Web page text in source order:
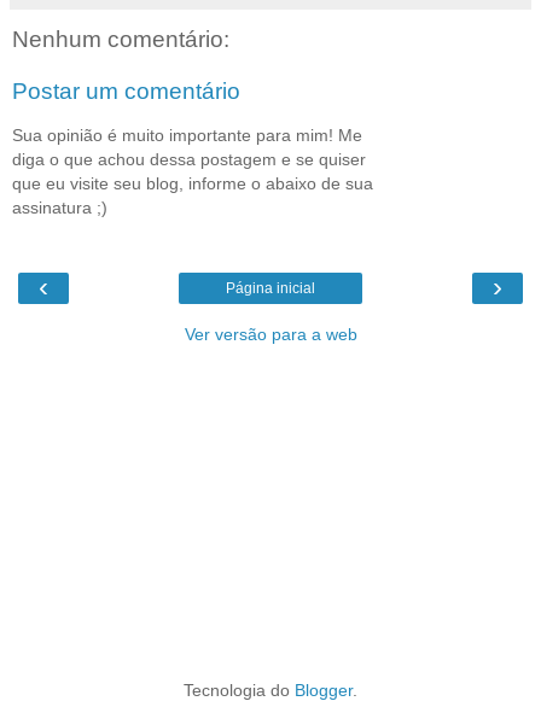
Nenhum comentário:
Postar um comentário
Sua opinião é muito importante para mim! Me
diga o que achou dessa postagem e se quiser
que eu visite seu blog, informe o abaixo de sua
assinatura ;)
‹ ›
Página inicial
Ver versão para a web
Tecnologia do Blogger.